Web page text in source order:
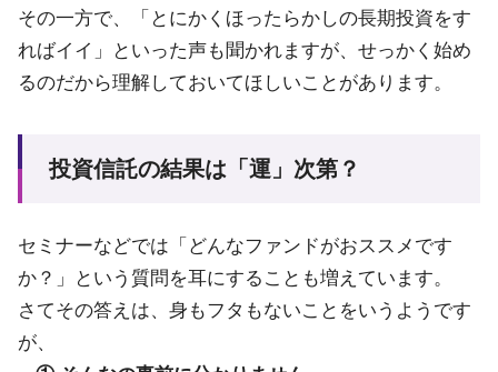
その一方で、「とにかくほったらかしの長期投資をす
ればイイ」といった声も聞かれますが、せっかく始め
るのだから理解しておいてほしいことがあります。
投資信託の結果は「運」次第？
セミナーなどでは「どんなファンドがおススメです
か？」という質問を耳にすることも増えています。
さてその答えは、身もフタもないことをいうようです
が、